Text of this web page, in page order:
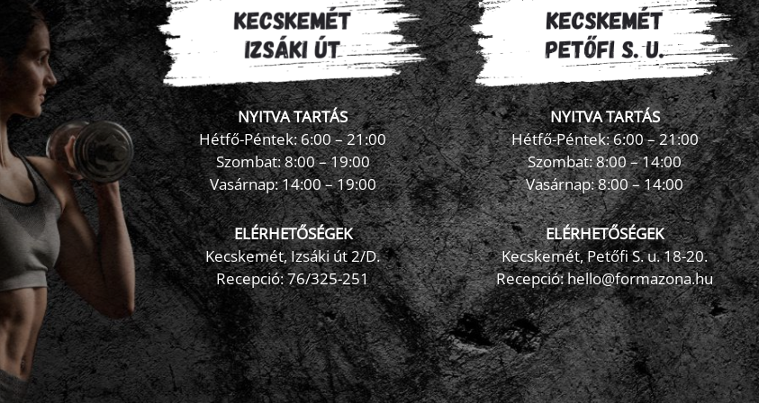
NYITVA TARTÁS
Hétfő-Péntek: 6:00 – 21:00
Szombat: 8:00 – 19:00
Vasárnap: 14:00 – 19:00
ELÉRHETŐSÉGEK
Kecskemét, Izsáki út 2/D.
Recepció:76/325-251
NYITVA TARTÁS
Hétfő-Péntek: 6:00 – 21:00
Szombat: 8:00 – 14:00
Vasárnap: 8:00 – 14:00
ELÉRHETŐSÉGEK
Kecskemét, Petőfi S. u. 18-20.
Recepció: hello@formazona.hu